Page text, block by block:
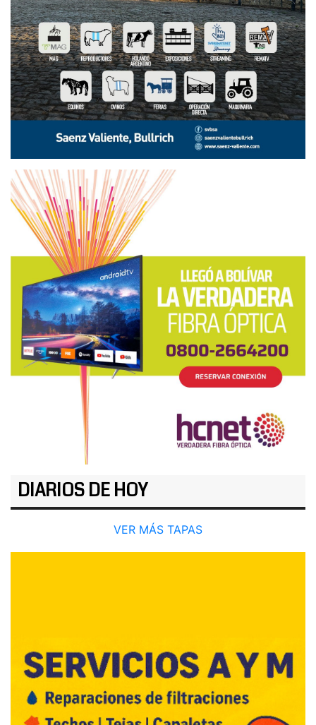
DIARIOS DE HOY
VER MÁS TAPAS